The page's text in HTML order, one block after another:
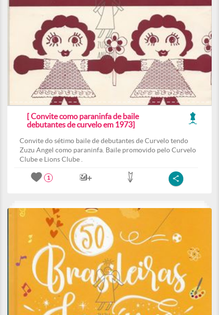
[ Convite como paraninfa de baile
debutantes de curvelo em 1973]
Convite do sétimo baile de debutantes de Curvelo tendo
Zuzu Angel como paraninfa. Baile promovido pelo Curvelo
Clube e Lions Clube .
1